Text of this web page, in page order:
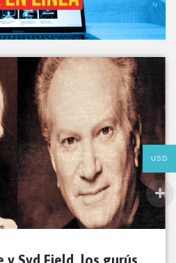
USD